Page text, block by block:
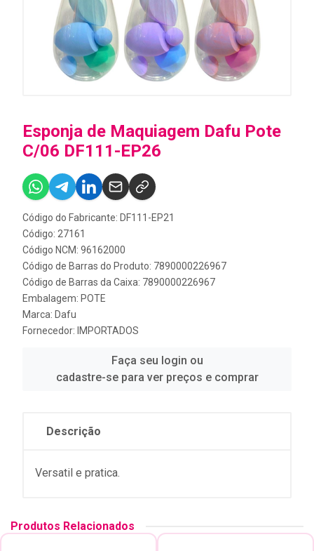
Esponja de Maquiagem Dafu Pote
C/06 DF111-EP26
Código do Fabricante: DF111-EP21
Código: 27161
Código NCM: 96162000
Código de Barras do Produto: 7890000226967
Código de Barras da Caixa: 7890000226967
Embalagem: POTE
Marca: Dafu
Fornecedor: IMPORTADOS
Faça seu login ou
cadastre-se para ver preços e comprar
Descrição
Versatil e pratica.
Produtos Relacionados